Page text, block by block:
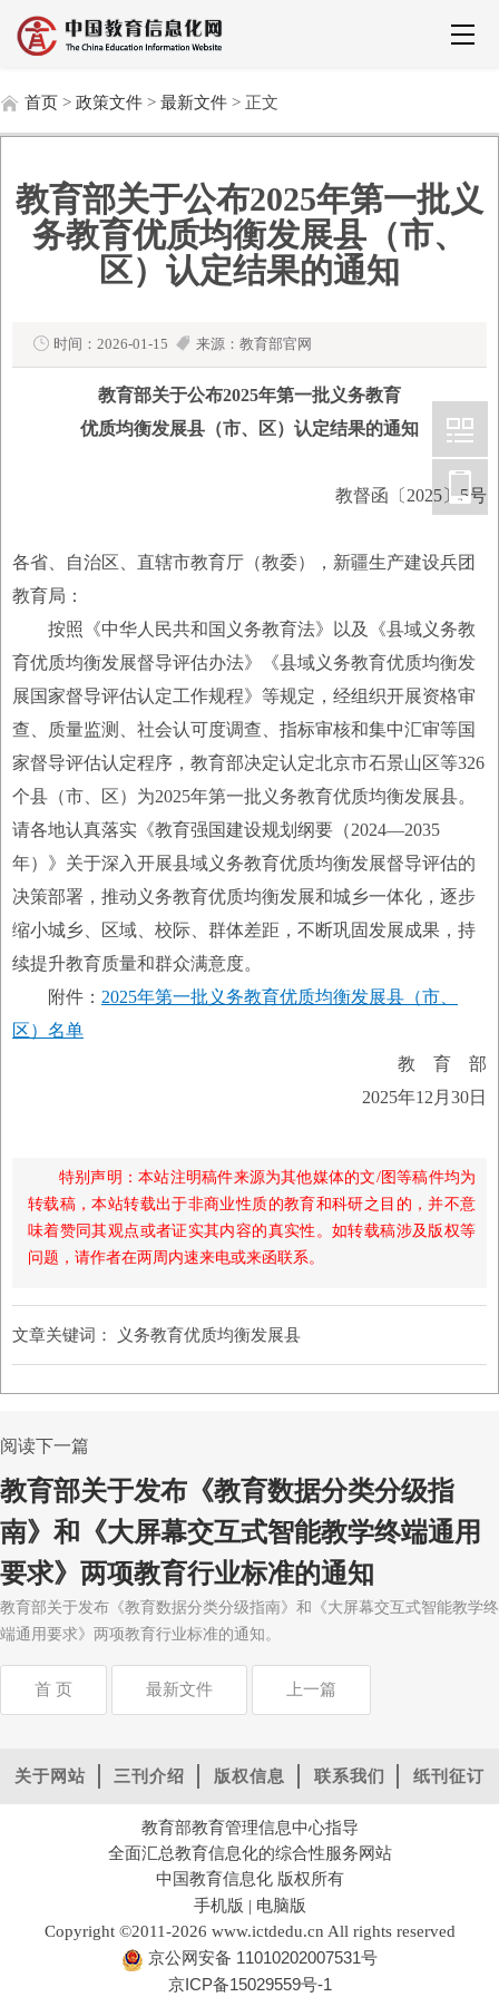
首页 > 政策文件 > 最新文件 > 正文
教育部关于公布2025年第一批义
务教育优质均衡发展县（市、
区）认定结果的通知
时间：2026-01-15 来源：教育部官网
教育部关于公布2025年第一批义务教育
优质均衡发展县（市、区）认定结果的通知
教督函〔2025〕5号
各省、自治区、直辖市教育厅（教委），新疆生产建设兵团
教育局：
按照《中华人民共和国义务教育法》以及《县域义务教
育优质均衡发展督导评估办法》《县域义务教育优质均衡发
展国家督导评估认定工作规程》等规定，经组织开展资格审
查、质量监测、社会认可度调查、指标审核和集中汇审等国
家督导评估认定程序，教育部决定认定北京市石景山区等326
个县（市、区）为2025年第一批义务教育优质均衡发展县。
请各地认真落实《教育强国建设规划纲要（2024—2035
年）》关于深入开展县域义务教育优质均衡发展督导评估的
决策部署，推动义务教育优质均衡发展和城乡一体化，逐步
缩小城乡、区域、校际、群体差距，不断巩固发展成果，持
续提升教育质量和群众满意度。
附件： 2025年第一批义务教育优质均衡发展县（市、
区）名单
教 育 部
2025年12月30日
特别声明：本站注明稿件来源为其他媒体的文/图等稿件均为
转载稿，本站转载出于非商业性质的教育和科研之目的，并不意
味着赞同其观点或者证实其内容的真实性。如转载稿涉及版权等
问题，请作者在两周内速来电或来函联系。
文章关键词： 义务教育优质均衡发展县
阅读下一篇
教育部关于发布《教育数据分类分级指
南》和《大屏幕交互式智能教学终端通用
要求》两项教育行业标准的通知
教育部关于发布《教育数据分类分级指南》和《大屏幕交互式智能教学终
端通用要求》两项教育行业标准的通知。
首 页 最新文件 上一篇
关于网站 三刊介绍 版权信息 联系我们 纸刊征订
教育部教育管理信息中心指导
全面汇总教育信息化的综合性服务网站
中国教育信息化 版权所有
手机版 | 电脑版
Copyright ©2011-2026 www.ictdedu.cn All rights reserved
京公网安备 11010202007531号
京ICP备15029559号-1